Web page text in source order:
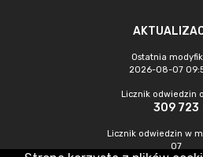
Ostatnia
2026-08-07
Licznik odwiedzin
309 723
Licznik odwiedzin w
07